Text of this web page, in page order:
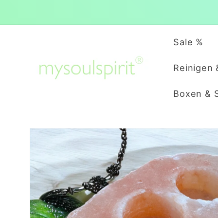
Inhalt
Sale %
Reinigen
Boxen &
Produktinformationen